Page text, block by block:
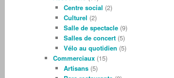
Centre social (2)
Culturel (2)
Salle de spectacle (9)
Salles de concert (5)
Vélo au quotidien (5)
Commerciaux(15)
Artisans (5)